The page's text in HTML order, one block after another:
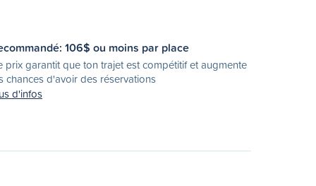
106$ ou moins par place
prix garantit que ton trajet est compétitif et augmente
chances d'avoir des réservations
d'infos